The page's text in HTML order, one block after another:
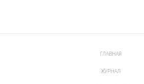
ГЛАВНАЯ
ЖУРНАЛ